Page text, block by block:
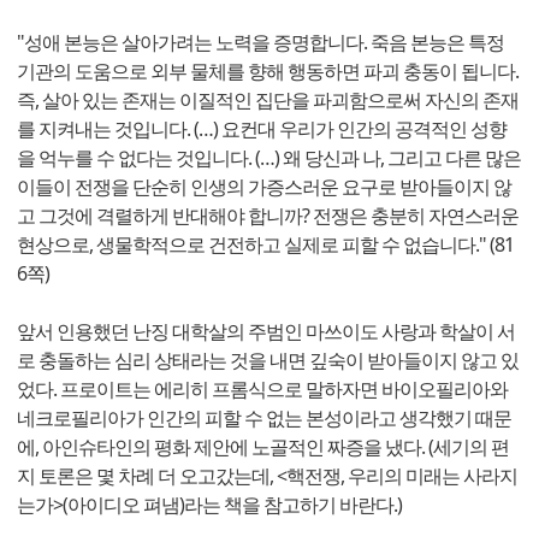
"성애 본능은 살아가려는 노력을 증명합니다. 죽음 본능은 특정
기관의 도움으로 외부 물체를 향해 행동하면 파괴 충동이 됩니다.
즉, 살아 있는 존재는 이질적인 집단을 파괴함으로써 자신의 존재
를 지켜내는 것입니다. (…) 요컨대 우리가 인간의 공격적인 성향
을 억누를 수 없다는 것입니다. (…) 왜 당신과 나, 그리고 다른 많은
이들이 전쟁을 단순히 인생의 가증스러운 요구로 받아들이지 않
고 그것에 격렬하게 반대해야 합니까? 전쟁은 충분히 자연스러운
현상으로, 생물학적으로 건전하고 실제로 피할 수 없습니다." (81
6쪽)
앞서 인용했던 난징 대학살의 주범인 마쓰이도 사랑과 학살이 서
로 충돌하는 심리 상태라는 것을 내면 깊숙이 받아들이지 않고 있
었다. 프로이트는 에리히 프롬식으로 말하자면 바이오필리아와
네크로필리아가 인간의 피할 수 없는 본성이라고 생각했기 때문
에, 아인슈타인의 평화 제안에 노골적인 짜증을 냈다. (세기의 편
지 토론은 몇 차례 더 오고갔는데, <핵전쟁, 우리의 미래는 사라지
는가>(아이디오 펴냄)라는 책을 참고하기 바란다.)